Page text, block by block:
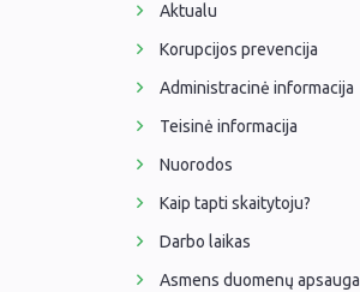
Aktualu
Korupcijos prevencija
Administracinė informacija
Teisinė informacija
Nuorodos
Kaip tapti skaitytoju?
Darbo laikas
Asmens duomenų apsauga